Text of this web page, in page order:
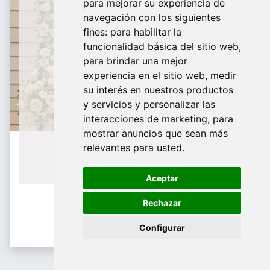
para mejorar su experiencia de
navegación con los siguientes
fines: para habilitar la
funcionalidad básica del sitio web,
para brindar una mejor
experiencia en el sitio web, medir
su interés en nuestros productos
y servicios y personalizar las
interacciones de marketing, para
mostrar anuncios que sean más
relevantes para usted.
Aceptar
Rechazar
Configurar
De domingo a Viernes
¿Te ayudamos?
688 097 373​
info@tridecor.net
Contáctanos